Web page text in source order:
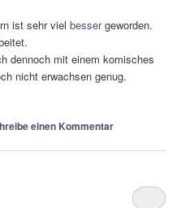
ist sehr vielbessergeworden.
dennoch mit einem komisches
nicht erwachsen genug.
einen Kommentar